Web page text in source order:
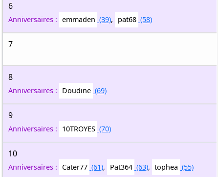
6
Anniversaires : emmaden (39), pat68 (58)
7
8
Anniversaires : Doudine (69)
9
Anniversaires : 10TROYES (70)
10
Anniversaires : Cater77 (61), Pat364 (63), tophea (55)